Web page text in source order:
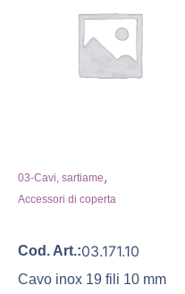
03-Cavi, sartiame,
Accessori di coperta
Cod. Art.:03.171.10
Cavo inox 19 fili 10 mm